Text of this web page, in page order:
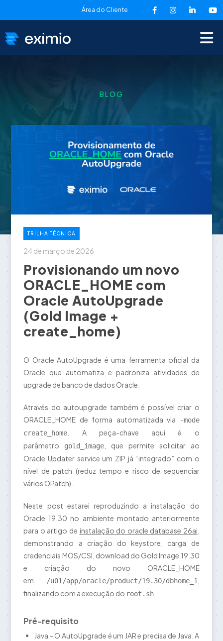
Área do Cliente -
BLOG
TRILHA TÉCNICA
24 de março de 2026
Provisionando um novo
ORACLE_HOME com
Oracle AutoUpgrade
(Gold Image +
create_home)
O Oracle AutoUpgrade é uma ferramenta oficial da
Oracle que automatiza e padroniza atividades de
upgrade de banco de dados Oracle.
Através do autoupgrade também é possível criar o
ORACLE_HOME de forma automatizada via
-mode
create_home . A peça-chave aqui é o
parâmetro
gold_image , que permite solicitar ao
Oracle Updater service um ZIP já “integrado” com o
nível de patch (reduz tempo e risco de sequenciar
vários OPatch).
Neste post estarei reproduzindo a instalação do
Oracle 19.30 no ambiente montado anteriormente
para o artigo de instalação do oracle database 26ai
demonstrando a criação do keystore, carga de
credenciais MOS/CSI, download do Gold Image 19.30
e criação do novo ORACLE_HOME
em
/u01/app/oracle/product/19.30/dbhome_1
finalizando com a execução do root.sh
Pré-requisito
Java - O AutoUpgrade é um JAR e precisa de Java. A